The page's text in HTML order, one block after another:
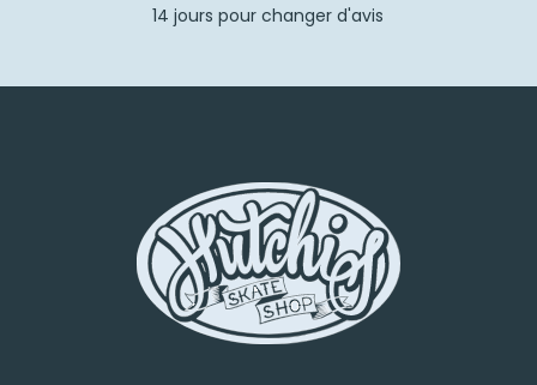
14 jours pour changer d'avis